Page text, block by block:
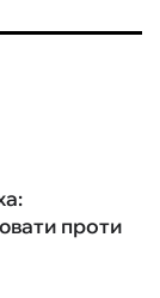
проти